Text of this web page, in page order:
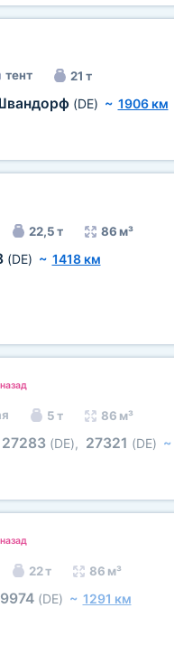
тент 21 т
(DE) ~ 1906 км
22,5 т 86 м³
(DE) ~ 1418 км
5 т 86 м³
27283 (DE), 27321 (DE) ~
22 т 86 м³
(DE) ~ 1291 км